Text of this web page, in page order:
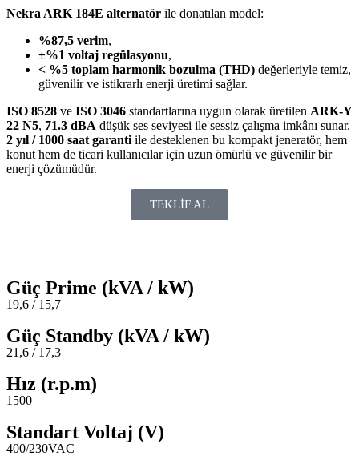
Nekra ARK 184E alternatör ile donatılan model:
%87,5 verim,
±%1 voltaj regülasyonu,
< %5 toplam harmonik bozulma (THD) değerleriyle temiz,
güvenilir ve istikrarlı enerji üretimi sağlar.
ISO 8528 ve ISO 3046 standartlarına uygun olarak üretilen ARK-Y
22 N5, 71.3 dBA düşük ses seviyesi ile sessiz çalışma imkânı sunar.
2 yıl / 1000 saat garanti ile desteklenen bu kompakt jeneratör, hem
konut hem de ticari kullanıcılar için uzun ömürlü ve güvenilir bir
enerji çözümüdür.
TEKLİF AL
Güç Prime (kVA / kW)
19,6 / 15,7
Güç Standby (kVA / kW)
21,6 / 17,3
Hız (r.p.m)
1500
Standart Voltaj (V)
400/230VAC